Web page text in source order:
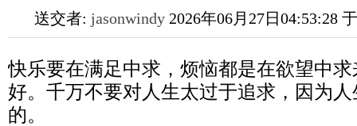
送交者: jasonwindy2026年06月27日04:53:28
快乐要在满足中求，烦恼都是在欲望中
好。千万不要对人生太过于追求，因为
的。